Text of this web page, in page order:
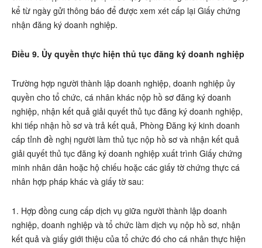
kể từ ngày gửi thông báo để được xem xét cấp lại Giấy chứng
nhận đăng ký doanh nghiệp.
Điều 9. Ủy quyền thực hiện thủ tục đăng ký doanh nghiệp
Trường hợp người thành lập doanh nghiệp, doanh nghiệp ủy
quyền cho tổ chức, cá nhân khác nộp hồ sơ đăng ký doanh
nghiệp, nhận kết quả giải quyết thủ tục đăng ký doanh nghiệp,
khi tiếp nhận hồ sơ và trả kết quả, Phòng Đăng ký kinh doanh
cấp tỉnh đề nghị người làm thủ tục nộp hồ sơ và nhận kết quả
giải quyết thủ tục đăng ký doanh nghiệp xuất trình Giấy chứng
minh nhân dân hoặc hộ chiếu hoặc các giấy tờ chứng thực cá
nhân hợp pháp khác và giấy tờ sau:
1. Hợp đồng cung cấp dịch vụ giữa người thành lập doanh
nghiệp, doanh nghiệp và tổ chức làm dịch vụ nộp hồ sơ, nhận
kết quả và giấy giới thiệu của tổ chức đó cho cá nhân thực hiện